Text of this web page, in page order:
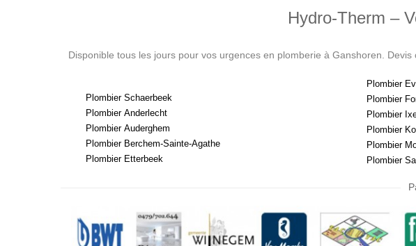
Hydro-Therm –
Disponible tous les jours pour vos urgences en plomberie à Ganshoren.
Plombier Schaerbeek
Plombier Anderlecht
Plombier Auderghem
Plombier Berchem-Sainte-Agathe
Plombier Etterbeek
Plombier
Plombier
Plombier
Plombier
Plombier
Plombier